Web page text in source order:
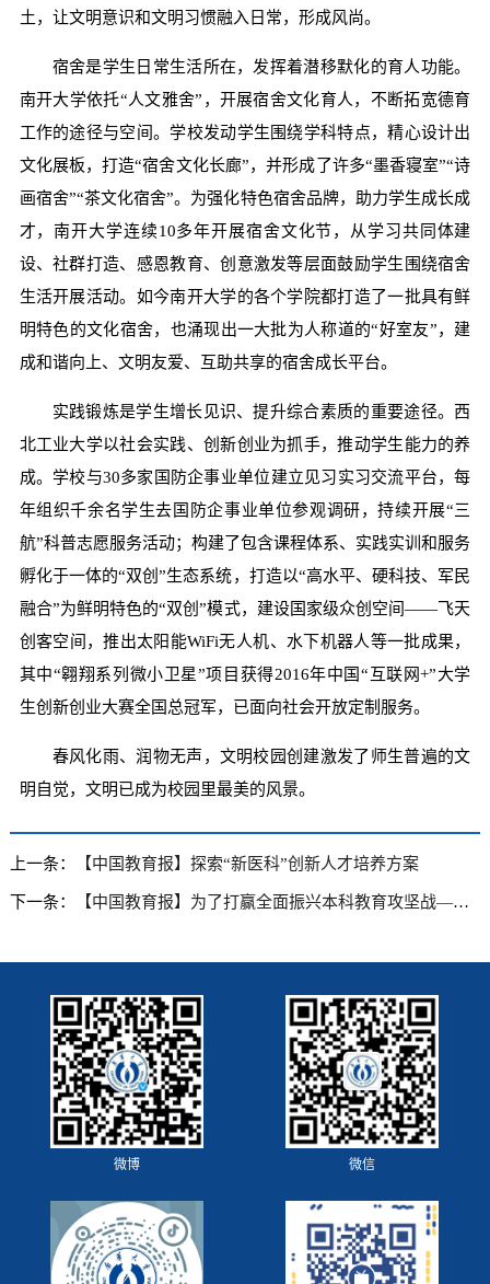
土，让文明意识和文明习惯融入日常，形成风尚。
宿舍是学生日常生活所在，发挥着潜移默化的育人功能。
南开大学依托“人文雅舍”，开展宿舍文化育人，不断拓宽德育
工作的途径与空间。学校发动学生围绕学科特点，精心设计出
文化展板，打造“宿舍文化长廊”，并形成了许多“墨香寝室”“诗
画宿舍”“茶文化宿舍”。为强化特色宿舍品牌，助力学生成长成
才，南开大学连续10多年开展宿舍文化节，从学习共同体建
设、社群打造、感恩教育、创意激发等层面鼓励学生围绕宿舍
生活开展活动。如今南开大学的各个学院都打造了一批具有鲜
明特色的文化宿舍，也涌现出一大批为人称道的“好室友”，建
成和谐向上、文明友爱、互助共享的宿舍成长平台。
实践锻炼是学生增长见识、提升综合素质的重要途径。西
北工业大学以社会实践、创新创业为抓手，推动学生能力的养
成。学校与30多家国防企事业单位建立见习实习交流平台，每
年组织千余名学生去国防企事业单位参观调研，持续开展“三
航”科普志愿服务活动；构建了包含课程体系、实践实训和服务
孵化于一体的“双创”生态系统，打造以“高水平、硬科技、军民
融合”为鲜明特色的“双创”模式，建设国家级众创空间——飞天
创客空间，推出太阳能WiFi无人机、水下机器人等一批成果，
其中“翱翔系列微小卫星”项目获得2016年中国“互联网+”大学
生创新创业大赛全国总冠军，已面向社会开放定制服务。
春风化雨、润物无声，文明校园创建激发了师生普遍的文
明自觉，文明已成为校园里最美的风景。
上一条： 【中国教育报】探索“新医科”创新人才培养方案
下一条： 【中国教育报】为了打赢全面振兴本科教育攻坚战——新时代全国高等学校本科教育工作会议一年来改革综述
微博 微信